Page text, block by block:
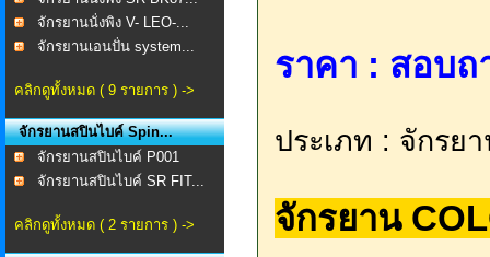
จักรยานนั่งพิง V- LEO-...
จักรยานเอนปั่น system...
คลิกดูทั้งหมด ( 9 รายการ ) ->
จักรยานสปินไบค์ Spin...
จักรยานสปินไบค์ P001
จักรยานสปินไบค์ SR FIT...
คลิกดูทั้งหมด ( 2 รายการ ) ->
ราคา : สอบถ
ประเภท : จักรย
จักรยาน